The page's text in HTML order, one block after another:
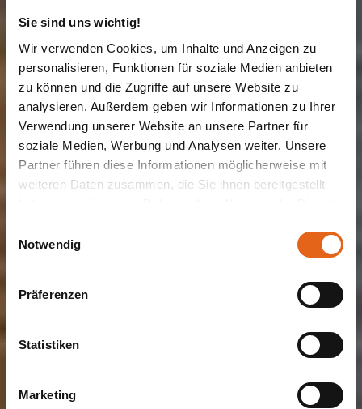
Sie sind uns wichtig!
Wir verwenden Cookies, um Inhalte und Anzeigen zu
personalisieren, Funktionen für soziale Medien anbieten
zu können und die Zugriffe auf unsere Website zu
analysieren. Außerdem geben wir Informationen zu Ihrer
Verwendung unserer Website an unsere Partner für
soziale Medien, Werbung und Analysen weiter. Unsere
Partner führen diese Informationen möglicherweise mit
weiteren Daten zusammen, die Sie ihnen bereitgestellt
haben oder die sie im Rahmen Ihrer Nutzung der Dienste
Bitte beachten Sie, dass einige der Partner auch Daten in
Drittländer übermitteln können, in denen möglicherweise
ein anderes Datenschutzniveau besteht als in der EU.
Übereinstimmung mit den geltenden
Notwendig
Präferenzen
Statistiken
Marketing
EINFAMILIENHAUS | MUSTERHÄUSER
Haas MH
Falkenberg 168
Modernes Musterhaus für Sonnenanbeter